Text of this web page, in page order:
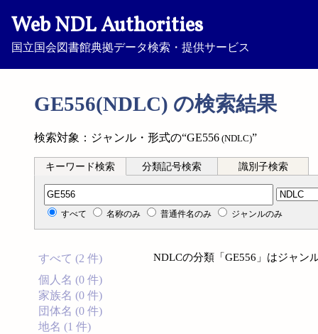
Web NDL Authorities
国立国会図書館典拠データ検索・提供サービス
GE556(NDLC) の検索結果
検索対象：ジャンル・形式の“GE556 (NDLC)”
キーワード検索 分類記号検索 識別子検索
分類記号検索
すべて 名称のみ 普通件名のみ ジャンルのみ
すべて (2 件)
個人名 (0 件)
家族名 (0 件)
団体名 (0 件)
地名 (1 件)
NDLCの分類「GE556」はジャン